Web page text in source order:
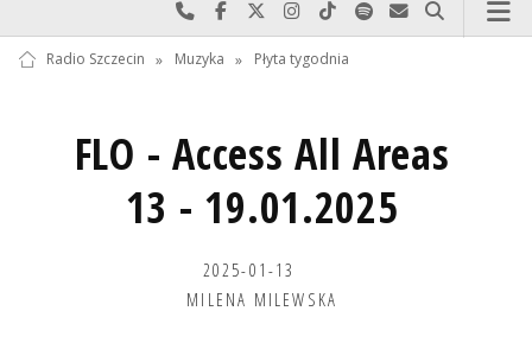
Najlepiej po prostu do nas zadzwoń
Odwiedź nas na Facebook-u
Odwiedź nas na X
Odwiedź nas na Instagram-ie
Odwiedź nas na TikTok-u
Szukaj nas na Spotify
Wyślij do nas
Szukaj
Radio Szczecin » Muzyka » Płyta tygodnia
FLO - Access All Areas
13 - 19.01.2025
2025-01-13
MILENA MILEWSKA